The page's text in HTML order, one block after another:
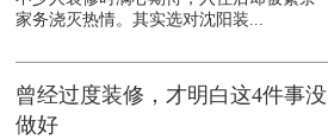
家务浇灭热情。其实选对沈阳装...
曾经过度装修，才明白这4件事没
做好